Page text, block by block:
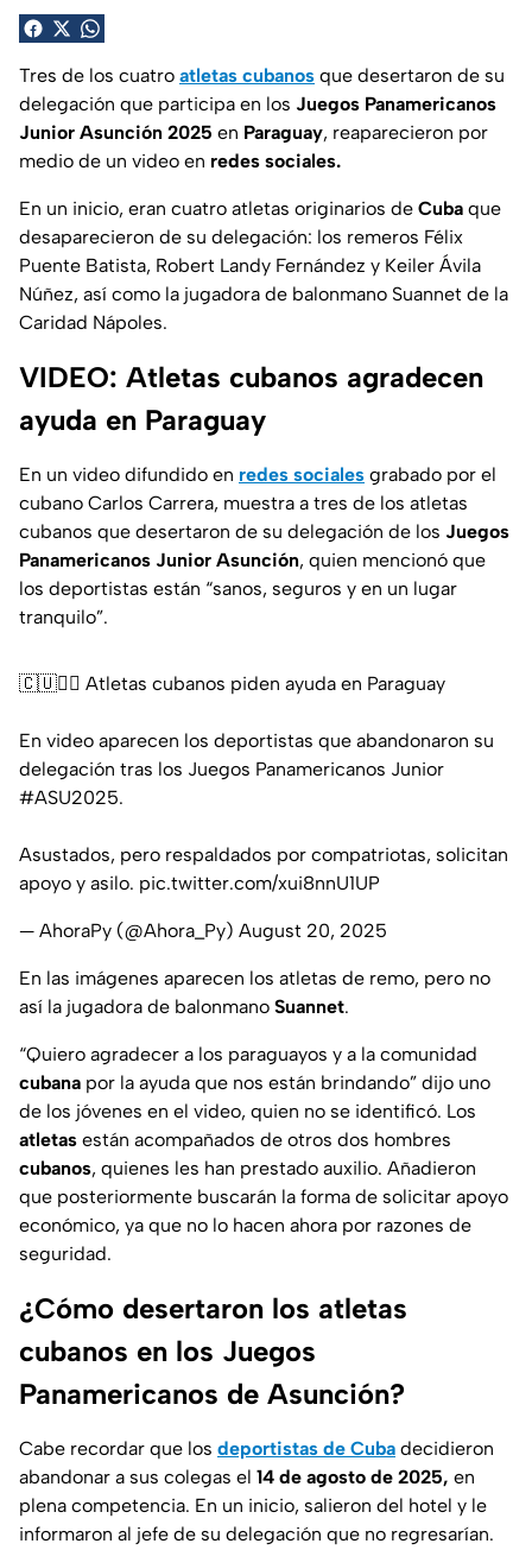
Tres de los cuatro atletas cubanos que desertaron de su
delegación que participa en los Juegos Panamericanos
Junior Asunción 2025 en Paraguay, reaparecieron por
medio de un video en redes sociales.
En un inicio, eran cuatro atletas originarios de Cuba que
desaparecieron de su delegación: los remeros Félix
Puente Batista, Robert Landy Fernández y Keiler Ávila
Núñez, así como la jugadora de balonmano Suannet de la
Caridad Nápoles.
VIDEO: Atletas cubanos agradecen
ayuda en Paraguay
En un video difundido en redes sociales grabado por el
cubano Carlos Carrera, muestra a tres de los atletas
cubanos que desertaron de su delegación de los Juegos
Panamericanos Junior Asunción, quien mencionó que
los deportistas están “sanos, seguros y en un lugar
tranquilo”.
🇨🇺🏃‍♂️ Atletas cubanos piden ayuda en Paraguay
En video aparecen los deportistas que abandonaron su
delegación tras los Juegos Panamericanos Junior
#ASU2025.
Asustados, pero respaldados por compatriotas, solicitan
apoyo y asilo. pic.twitter.com/xui8nnU1UP
— AhoraPy (@Ahora_Py) August 20, 2025
En las imágenes aparecen los atletas de remo, pero no
así la jugadora de balonmano Suannet.
“Quiero agradecer a los paraguayos y a la comunidad
cubana por la ayuda que nos están brindando” dijo uno
de los jóvenes en el video, quien no se identificó. Los
atletas están acompañados de otros dos hombres
cubanos, quienes les han prestado auxilio. Añadieron
que posteriormente buscarán la forma de solicitar apoyo
económico, ya que no lo hacen ahora por razones de
seguridad.
¿Cómo desertaron los atletas
cubanos en los Juegos
Panamericanos de Asunción?
Cabe recordar que los deportistas de Cuba decidieron
abandonar a sus colegas el 14 de agosto de 2025, en
plena competencia. En un inicio, salieron del hotel y le
informaron al jefe de su delegación que no regresarían.